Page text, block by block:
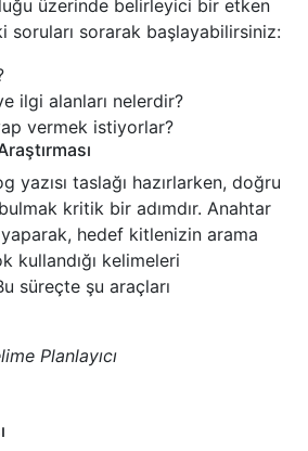
üzerinde belirleyici bir etken
soruları sorarak başlayabilirsiniz:
ilgi alanları nelerdir?
vermek istiyorlar?
yazısı taslağı hazırlarken, doğru
kritik bir adımdır. Anahtar
yaparak, hedef kitlenizin arama
kullandığı kelimeleri
süreçte şu araçları
Planlayıcı